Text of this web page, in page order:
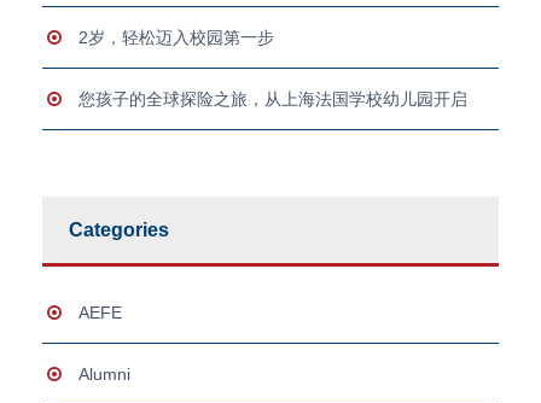
2岁，轻松迈入校园第一步
您孩子的全球探险之旅，从上海法国学校幼儿园开启
Categories
AEFE
Alumni